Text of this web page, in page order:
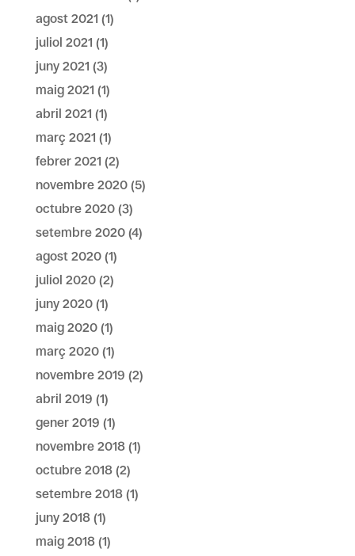
agost 2021 (1)
juliol 2021 (1)
juny 2021 (3)
maig 2021 (1)
abril 2021 (1)
març 2021 (1)
febrer 2021 (2)
novembre 2020(5)
octubre 2020(3)
setembre 2020(4)
agost 2020(1)
juliol 2020(2)
juny 2020(1)
maig 2020(1)
març 2020(1)
novembre 2019 (2)
abril 2019 (1)
gener 2019 (1)
novembre 2018(1)
octubre 2018(2)
setembre 2018(1)
juny 2018(1)
maig 2018(1)